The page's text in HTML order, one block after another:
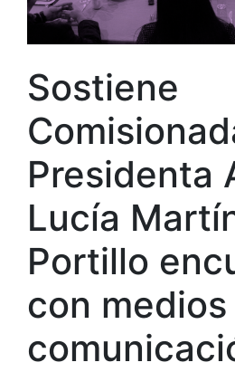
Sostiene
Presidenta
Lucía
Portillo
con